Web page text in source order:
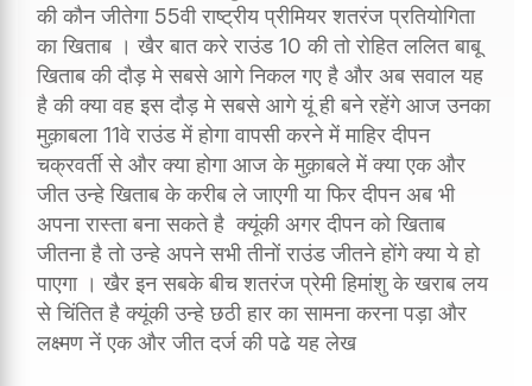
की कौन जीतेगा 55वी राष्ट्रीय प्रीमियर शतरंज प्रतियोगिता
का खिताब । खैर बात करे राउंड 10 की तो रोहित ललित बाबू
खिताब की दौड़ मे सबसे आगे निकल गए है और अब सवाल यह
है की क्या वह इस दौड़ मे सबसे आगे यूं ही बने रहेंगे आज उनका
मुक़ाबला 11वे राउंड में होगा वापसी करने में माहिर दीपन
चक्रवर्ती से और क्या होगा आज के मुक़ाबले में क्या एक और
जीत उन्हे खिताब के करीब ले जाएगी या फिर दीपन अब भी
अपना रास्ता बना सकते है क्यूंकी अगर दीपन को खिताब
जीतना है तो उन्हे अपने सभी तीनों राउंड जीतने होंगे क्या ये हो
पाएगा । खैर इन सबके बीच शतरंज प्रेमी हिमांशु के खराब लय
से चिंतित है क्यूंकी उन्हे छठी हार का सामना करना पड़ा और
लक्ष्मण नें एक और जीत दर्ज की पढे यह लेख